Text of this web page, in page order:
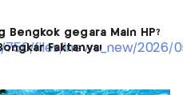
Bengkok gegara Main HP?
Faktanya!